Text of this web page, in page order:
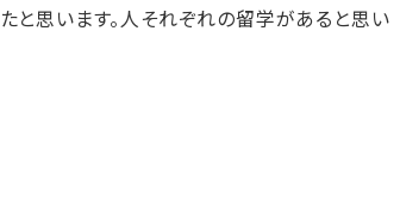
と思います。人それぞれの留学があると思い